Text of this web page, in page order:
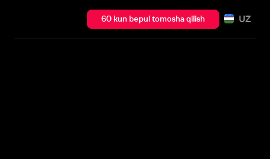
60 kun bepul tomosha qilish UZ